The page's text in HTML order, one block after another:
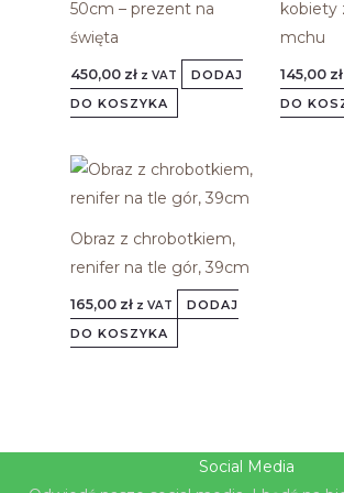
50cm – prezent na
święta
450,00 zł z VAT
DODAJ
DO KOSZYKA
kobiety
mchu
145,00 zł
DO
Obraz z chrobotkiem,
renifer na tle gór, 39cm
165,00 zł z VAT
DODAJ
DO KOSZYKA
Social Media